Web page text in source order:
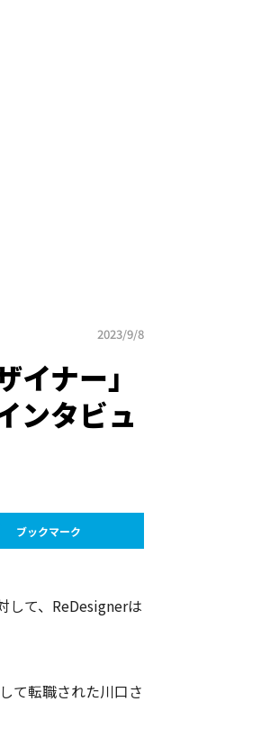
2023/9/8
ナー」
ンタビュ
ブックマーク
して、ReDesignerは
て転職された川口さ